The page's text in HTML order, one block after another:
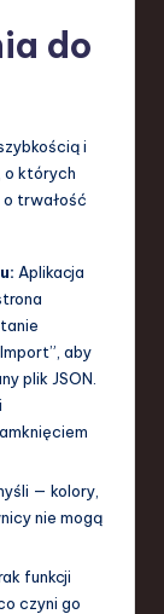
do
i
o których
trwałość
Aplikacja
aby
plik JSON.
— kolory,
nie mogą
funkcji
czyni go